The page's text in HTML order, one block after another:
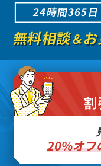
24時間365日
無料相談＆お
割
20%オフ